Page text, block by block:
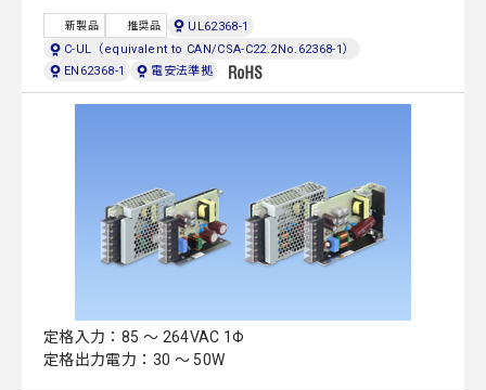
新製品 推奨品
UL62368-1
C-UL（equivalent to CAN/CSA-C22.2No.62368-1）
EN62368-1
電安法準拠
定格入力：85 ～ 264VAC 1Φ
定格出力電力：30 ～ 50W